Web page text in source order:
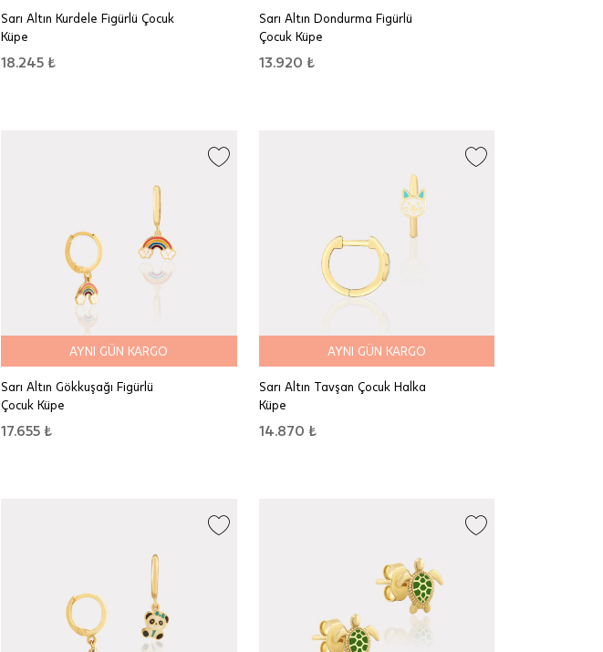
Sarı Altın Kurdele Figürlü Çocuk
Küpe
18.245 ₺
Sarı Altın Dondurma Figürlü
Çocuk Küpe
13.920 ₺
AYNI GÜN KARGO
Sarı Altın Gökkuşağı Figürlü
Çocuk Küpe
17.655 ₺
AYNI GÜN KARGO
Sarı Altın Tavşan Çocuk Halka
Küpe
14.870 ₺